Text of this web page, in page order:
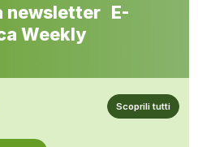
newsletter E-
Weekly
Scoprili tutti